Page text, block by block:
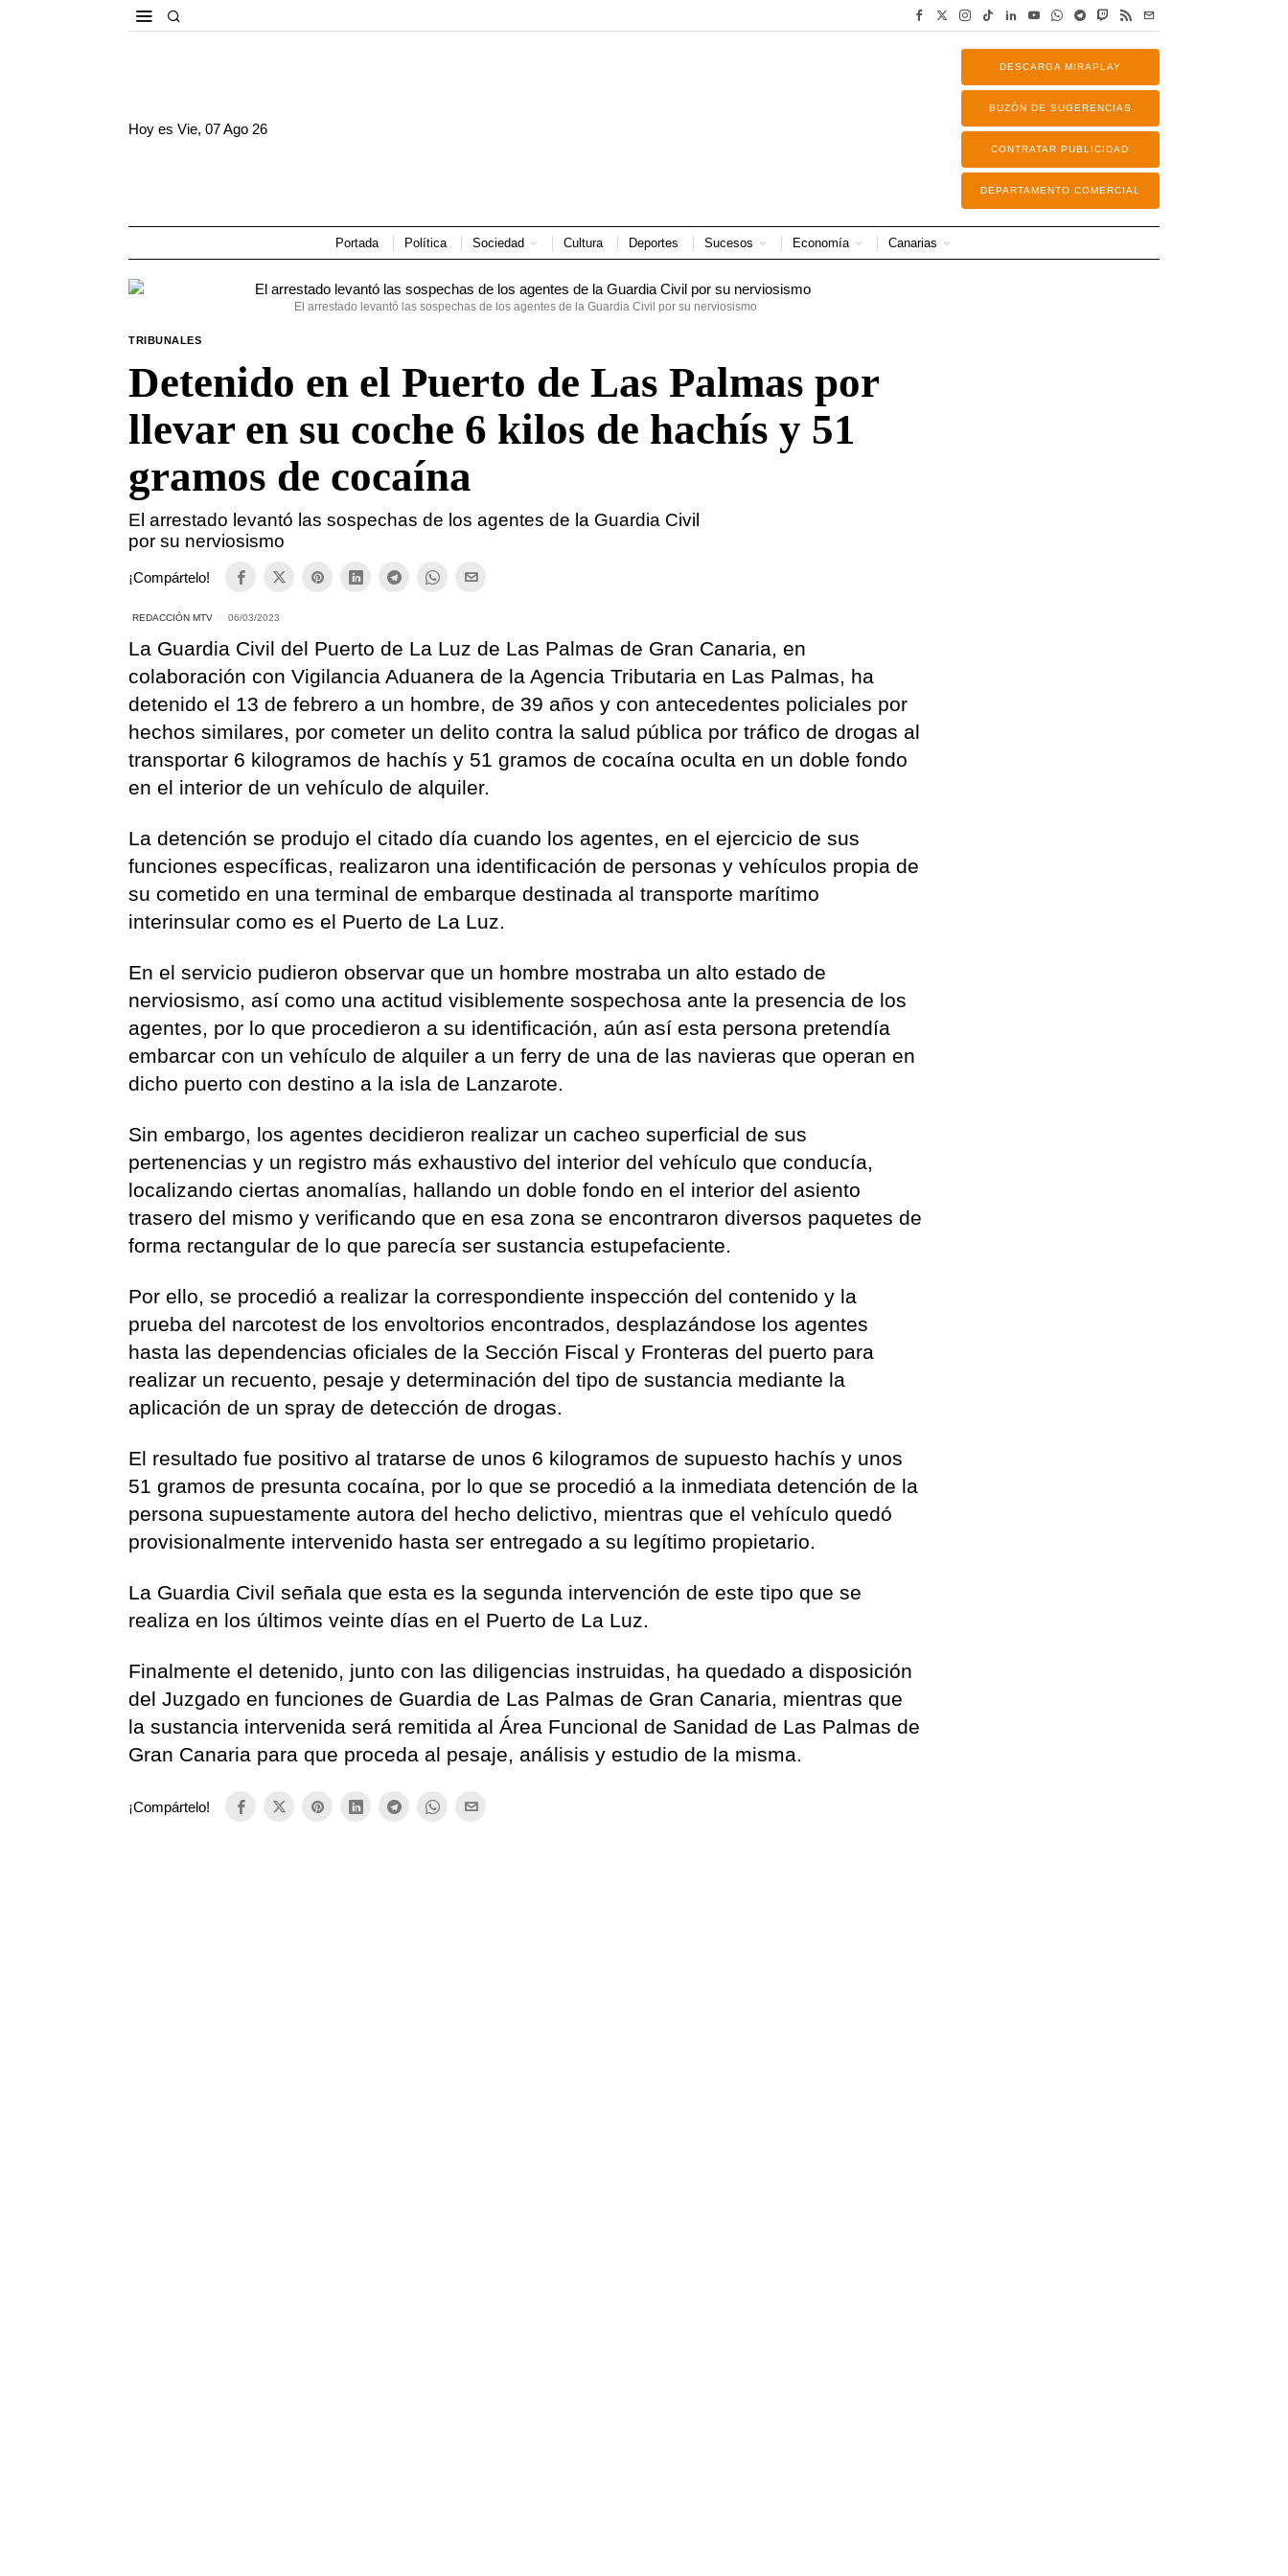
Hoy esVie, 07 Ago 26
DESCARGA MIRAPLAY
BUZÓN DE SUGERENCIAS
CONTRATAR PUBLICIDAD
DEPARTAMENTO COMERCIAL
Portada Política Sociedad Cultura Deportes Sucesos Economía Canarias
El arrestado levantó las sospechas de los agentes de la Guardia Civil por su nerviosismo
TRIBUNALES
Detenido en el Puerto de Las Palmas por
llevar en su coche 6 kilos de hachís y 51
gramos de cocaína
El arrestado levantó las sospechas de los agentes de la Guardia Civil
por su nerviosismo
¡Compártelo!
REDACCIÓN MTV 06/03/2023
La Guardia Civil del Puerto de La Luz de Las Palmas de Gran Canaria, en
colaboración con Vigilancia Aduanera de la Agencia Tributaria en Las Palmas, ha
detenido el 13 de febrero a un hombre, de 39 años y con antecedentes policiales por
hechos similares, por cometer un delito contra la salud pública por tráfico de drogas al
transportar 6 kilogramos de hachís y 51 gramos de cocaína oculta en un doble fondo
en el interior de un vehículo de alquiler.
La detención se produjo el citado día cuando los agentes, en el ejercicio de sus
funciones específicas, realizaron una identificación de personas y vehículos propia de
su cometido en una terminal de embarque destinada al transporte marítimo
interinsular como es el Puerto de La Luz.
En el servicio pudieron observar que un hombre mostraba un alto estado de
nerviosismo, así como una actitud visiblemente sospechosa ante la presencia de los
agentes, por lo que procedieron a su identificación, aún así esta persona pretendía
embarcar con un vehículo de alquiler a un ferry de una de las navieras que operan en
dicho puerto con destino a la isla de Lanzarote.
Sin embargo, los agentes decidieron realizar un cacheo superficial de sus
pertenencias y un registro más exhaustivo del interior del vehículo que conducía,
localizando ciertas anomalías, hallando un doble fondo en el interior del asiento
trasero del mismo y verificando que en esa zona se encontraron diversos paquetes de
forma rectangular de lo que parecía ser sustancia estupefaciente.
Por ello, se procedió a realizar la correspondiente inspección del contenido y la
prueba del narcotest de los envoltorios encontrados, desplazándose los agentes
hasta las dependencias oficiales de la Sección Fiscal y Fronteras del puerto para
realizar un recuento, pesaje y determinación del tipo de sustancia mediante la
aplicación de un spray de detección de drogas.
El resultado fue positivo al tratarse de unos 6 kilogramos de supuesto hachís y unos
51 gramos de presunta cocaína, por lo que se procedió a la inmediata detención de la
persona supuestamente autora del hecho delictivo, mientras que el vehículo quedó
provisionalmente intervenido hasta ser entregado a su legítimo propietario.
La Guardia Civil señala que esta es la segunda intervención de este tipo que se
realiza en los últimos veinte días en el Puerto de La Luz.
Finalmente el detenido, junto con las diligencias instruidas, ha quedado a disposición
del Juzgado en funciones de Guardia de Las Palmas de Gran Canaria, mientras que
la sustancia intervenida será remitida al Área Funcional de Sanidad de Las Palmas de
Gran Canaria para que proceda al pesaje, análisis y estudio de la misma.
¡Compártelo!